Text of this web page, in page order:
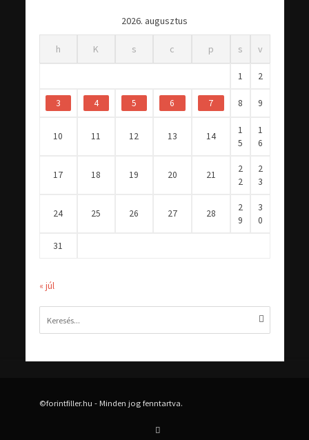
2026. augusztus
h K s c p s v
1 2
3 4 5 6 7 8 9
10 11 12 13 14
1
5
1
6
17 18 19 20 21
2
2
2
3
24 25 26 27 28
2
9
3
0
31
« júl
©forintfiller.hu - Minden jog fenntartva.